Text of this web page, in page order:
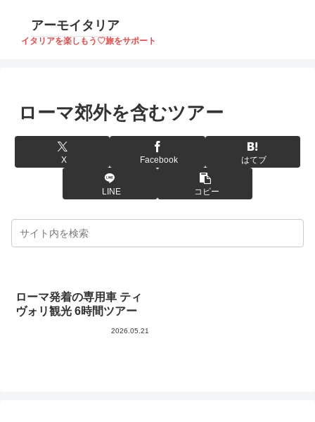
アーモイタリア
イタリアを楽しもう♡旅をサポート
ローマ郊外を含むツアー
X Facebook はてブ
LINE コピー
ローマ発着の専用車 ティ
ヴォリ観光 6時間ツアー
2026.05.21